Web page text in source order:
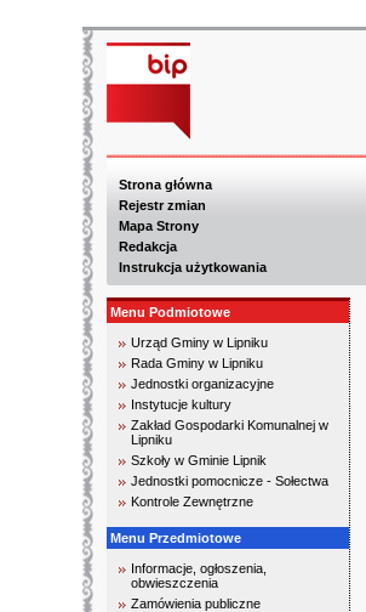
Strona główna
Rejestr zmian
Mapa Strony
Redakcja
Instrukcja użytkowania
Menu Podmiotowe
Urząd Gminy w Lipniku
Rada Gminy w Lipniku
Jednostki organizacyjne
Instytucje kultury
Zakład Gospodarki Komunalnej w
Lipniku
Szkoły w Gminie Lipnik
Jednostki pomocnicze - Sołectwa
Kontrole Zewnętrzne
Menu Przedmiotowe
Informacje, ogłoszenia,
obwieszczenia
Zamówienia publiczne